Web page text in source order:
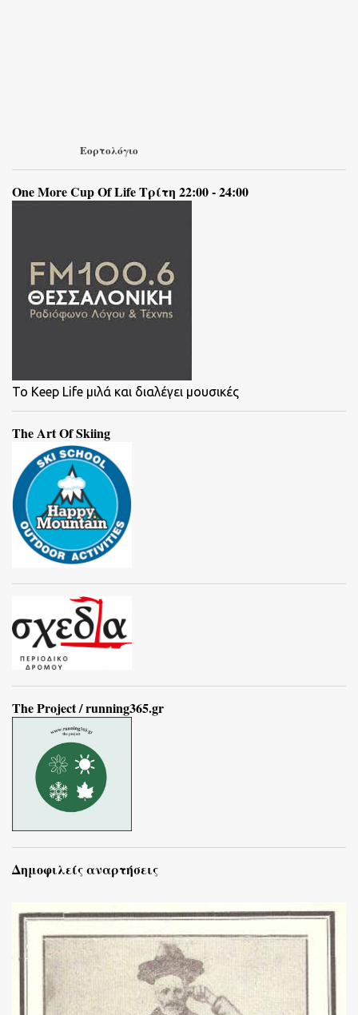
Εορτολόγιο
One More Cup Of Life Τρίτη 22:00 - 24:00
To Keep Life μιλά και διαλέγει μουσικές
The Art Of Skiing
The Project / running365.gr
Δημοφιλείς αναρτήσεις